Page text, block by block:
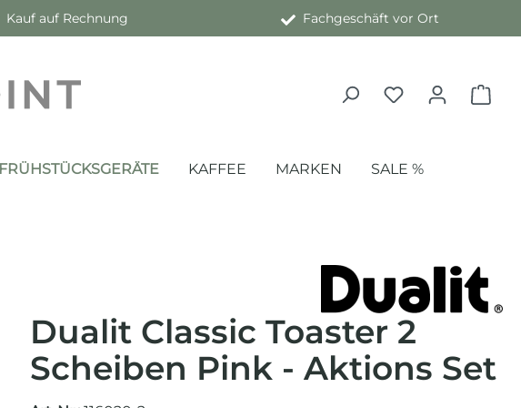
Kauf auf Rechnung Fachgeschäft vor Ort
FRÜHSTÜCKSGERÄTE KAFFEE MARKEN SALE %
Dualit Classic Toaster 2
Scheiben Pink - Aktions Set